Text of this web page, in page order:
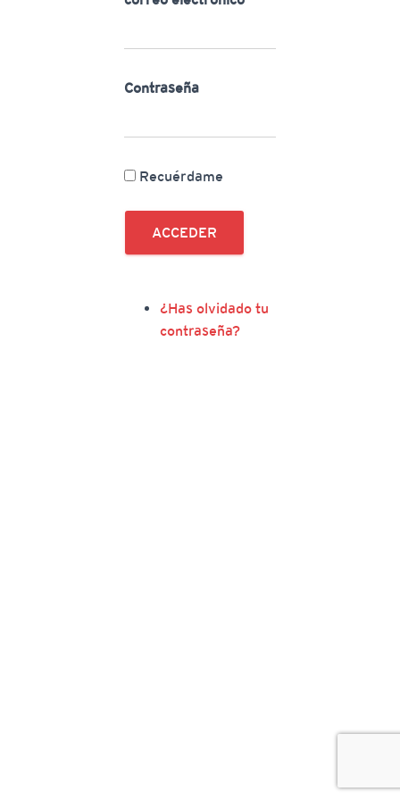
Contraseña
Recuérdame
ACCEDER
¿Has olvidado tu
contraseña?